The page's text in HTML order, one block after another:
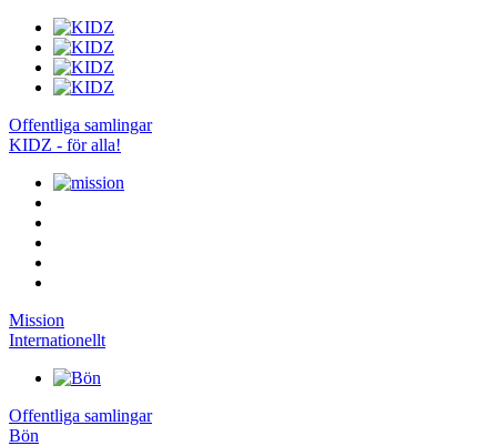
Offentliga samlingar
KIDZ - för alla!
Mission
Internationellt
Offentliga samlingar
Bön